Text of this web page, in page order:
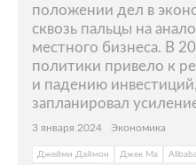
положении дел в
сквозь пальцы на
местного бизнеса. В
политики привело к
и падению
запланировал
3 января 2024 Экономика
Джейми Даймон Джек Ма